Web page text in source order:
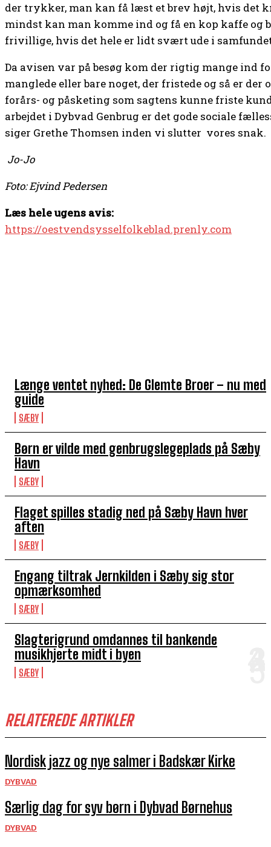
Længe ventet nyhed: De Glemte Broer – nu med
guide
SÆBY
Børn er vilde med genbrugslegeplads på Sæby
Havn
SÆBY
Flaget spilles stadig ned på Sæby Havn hver
aften
SÆBY
Engang tiltrak Jernkilden i Sæby sig stor
opmærksomhed
SÆBY
Slagterigrund omdannes til bankende
musikhjerte midt i byen
SÆBY
RELATEREDE ARTIKLER
Nordisk jazz og nye salmer i Badskær Kirke
DYBVAD
Særlig dag for syv børn i Dybvad Børnehus
DYBVAD
der trykker, man kan få læst et brev højt, hvis det
mindst kan man komme ind og få en kop kaffe og
frivillige, hvis det hele er lidt svært ude i
Da avisen var på besøg kom der rigtig mange ind
manglede eller bare noget, der fristede og så er der
forårs- og påsketing som sagtens kunne friste
arbejdet i Dybvad Genbrug er det gode sociale
siger Grethe Thomsen inden vi slutter vores snak.
Jo-Jo
Foto: Ejvind Pedersen
Læs hele ugens avis:
https://oestvendsysselfolkeblad.prenly.com